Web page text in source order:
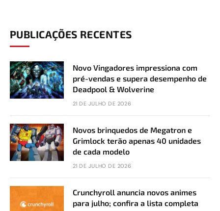
PUBLICAÇÕES RECENTES
Novo Vingadores impressiona com
pré-vendas e supera desempenho de
Deadpool & Wolverine
21 DE JULHO DE 2026
Novos brinquedos de Megatron e
Grimlock terão apenas 40 unidades
de cada modelo
21 DE JULHO DE 2026
Crunchyroll anuncia novos animes
para julho; confira a lista completa